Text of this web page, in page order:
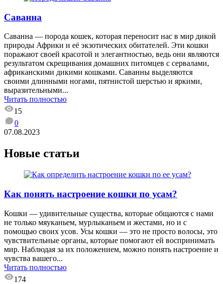
Саванна
Саванна — порода кошек, которая переносит нас в мир дикой
природы Африки и её экзотических обитателей. Эти кошки
поражают своей красотой и элегантностью, ведь они являются
результатом скрещивания домашних питомцев с сервалами,
африканскими дикими кошками. Саванны выделяются
своими длинными ногами, пятнистой шерстью и яркими,
выразительными...
Читать полностью
15
0
07.08.2023
Новые статьи
Как понять настроение кошки по усам?
Кошки — удивительные существа, которые общаются с нами
не только мяуканьем, мурлыканьем и жестами, но и с
помощью своих усов. Усы кошки — это не просто волосы, это
чувствительные органы, которые помогают ей воспринимать
мир. Наблюдая за их положением, можно понять настроение и
чувства вашего...
Читать полностью
174